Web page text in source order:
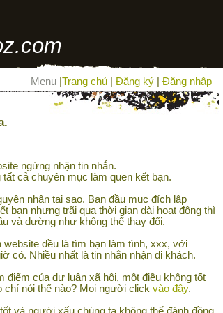
Menu Trang chủ Đăng ký Đăng nhập
ngừng nhận tin nhắn.
cả chuyên mục làm quen kết bạn.
nhân tại sao. Ban đầu mục đích lập
bạn nhưng trãi qua thời gian dài hoạt động thì
và dường như không thể thay đổi.
website đều là tìm bạn làm tình, xxx, với
có. Nhiều nhất là tin nhắn nhận đi khách.
điểm của dư luận xã hội, một điều không tốt
chí nói thế nào? Mọi người click vào đây.
và người xấu chúng ta không thể đánh đồng